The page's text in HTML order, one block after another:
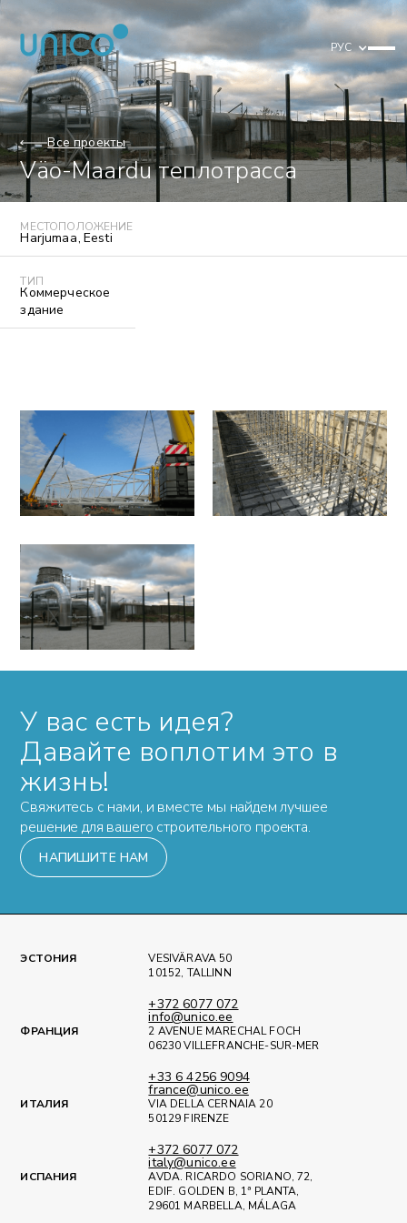
РУС
Все проекты
Väo-Maardu теплотрасса
МЕСТОПОЛОЖЕНИЕ
Harjumaa, Eesti
ТИП
Коммерческое
здание
У вас есть идея?
Давайте воплотим это в
жизнь!
Свяжитесь с нами, и вместе мы найдем лучшее
решение для вашего строительного проекта.
НАПИШИТЕ НАМ
ЭСТОНИЯ
VESIVÄRAVA 50
10152, TALLINN
+372 6077 072
info@unico.ee
ФРАНЦИЯ
2 AVENUE MARECHAL FOCH
06230 VILLEFRANCHE-SUR-MER
+33 6 4256 9094
france@unico.ee
ИТАЛИЯ
VIA DELLA CERNAIA 20
50129 FIRENZE
+372 6077 072
italy@unico.ee
ИСПАНИЯ
AVDA. RICARDO SORIANO, 72,
EDIF. GOLDEN B, 1ª PLANTA,
29601 MARBELLA, MÁLAGA